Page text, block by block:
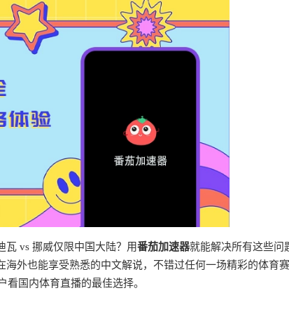
vs 挪威仅限中国大陆？用番茄加速器就能解决所有这些问
外也能享受熟悉的中文解说，不错过任何一场精彩的体育赛
看国内体育直播的最佳选择。